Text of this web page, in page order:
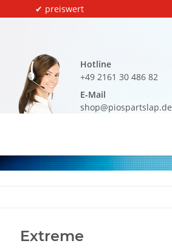
✔ preiswert
Hotline
+49 2161 30 486 82
E-Mail
shop@piospartslap.de
Extreme